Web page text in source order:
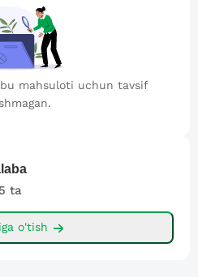
mahsuloti uchun tavsif
ta
o'tish